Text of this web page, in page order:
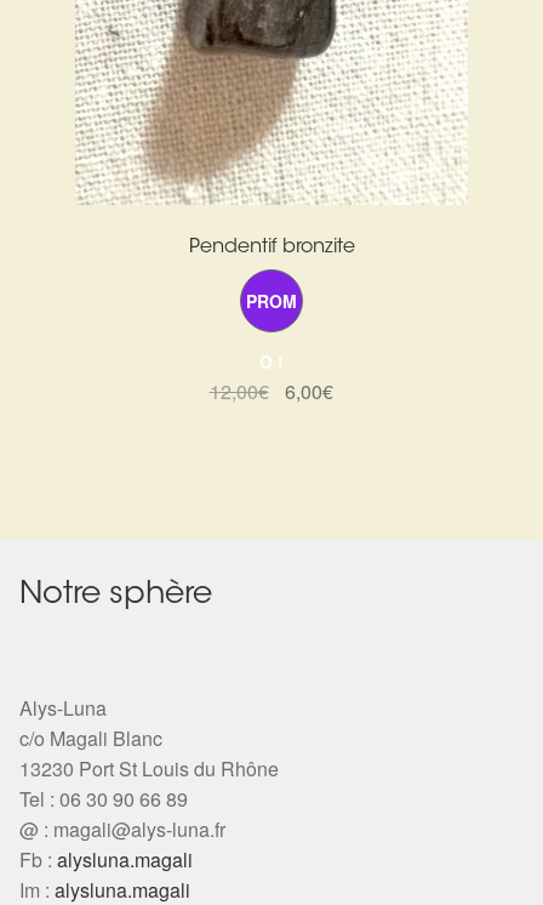
Pendentif bronzite
PROM
O !
12,00€ Le
6,00€Le
Notre sphère
Alys-Luna
c/o Magali Blanc
13230 Port St Louis du Rhône
Tel : 06 30 90 66 89
@ : magali@alys-luna.fr
Fb : alysluna.magali
Im : alysluna.magali